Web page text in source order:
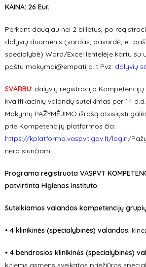
KAINA: 26 Eur.
Perkant daugiau nei 2 bilietus, po
dalyvių duomenis (vardas, pavardė, el.
specialybė) Word/Excel lentelėje kartu su
paštu mokymai@empatija.lt Pvz: dalyvių
SVARBU: dalyvių registracija
kvalifikacinių valandų suteikimas per 14
Mokymų PAŽYMĖJIMO išrašą atsisiųsti
prie Kompetencijų platformos čia:
https://kplatforma.vaspvt.gov.lt/login/
nėra siunčiami.
Programa registruota VASPVT
patvirtinta Higienos instituto.
Suteikiamos valandos kompetencijų
• 4 klinikinės (specialybinės) valandos: k
• 4 bendrosios klinikinės (specialybinės)
kitiems asmens sveikatos priežiūros